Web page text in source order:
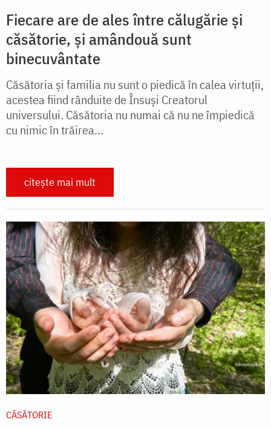
Fiecare are de ales între călugărie și
căsătorie, și amândouă sunt
binecuvântate
Căsătoria şi familia nu sunt o piedică în calea virtuţii,
acestea fiind rânduite de Însuşi Creatorul
universului. Căsătoria nu numai că nu ne împiedică
cu nimic în trăirea...
citește mai mult
CĂSĂTORIE